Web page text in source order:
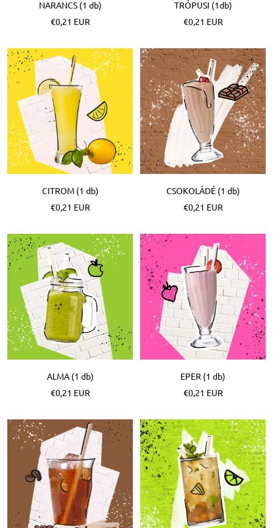
NARANCS (1 db)
Különleges
€0,21 EUR
TRÓPUSI (1db)
Különleges
€0,21 EUR
CITROM (1 db)
Különleges
€0,21 EUR
CSOKOLÁDÉ (1 db)
Különleges
€0,21 EUR
ALMA (1 db)
Különleges
€0,21 EUR
EPER (1 db)
Különleges
€0,21 EUR